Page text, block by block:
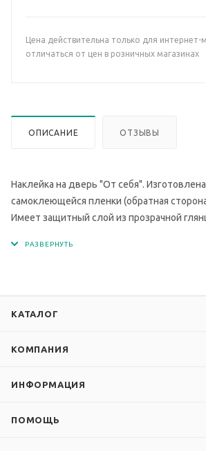
Цена действительна только для интернет-
отличаться от цен в розничных магазинах
ОПИСАНИЕ ОТЗЫВЫ
Наклейка на дверь "От себя".
самоклеющейся пленки (обратная
Имеет защитный слой из прозрачной
КАТАЛОГ
КОМПАНИЯ
ИНФОРМАЦИЯ
ПОМОЩЬ